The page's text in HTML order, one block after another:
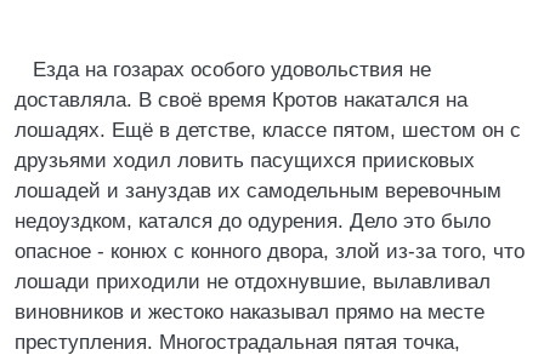
Езда на гозарах особого удовольствия не
доставляла. В своё время Кротов накатался на
лошадях. Ещё в детстве, классе пятом, шестом он с
друзьями ходил ловить пасущихся приисковых
лошадей и зануздав их самодельным веревочным
недоуздком, катался до одурения. Дело это было
опасное - конюх с конного двора, злой из-за того, что
лошади приходили не отдохнувшие, вылавливал
виновников и жестоко наказывал прямо на месте
преступления. Многострадальная пятая точка,